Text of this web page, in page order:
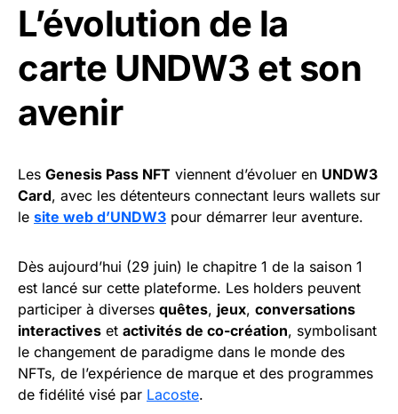
L’évolution de la
carte UNDW3 et son
avenir
Les Genesis Pass NFT viennent d’évoluer en UNDW3
Card, avec les détenteurs connectant leurs wallets sur
le site web d’UNDW3 pour démarrer leur aventure.
Dès aujourd’hui (29 juin) le chapitre 1 de la saison 1
est lancé sur cette plateforme. Les holders peuvent
participer à diverses quêtes, jeux, conversations
interactives et activités de co-création, symbolisant
le changement de paradigme dans le monde des
NFTs, de l’expérience de marque et des programmes
de fidélité visé par Lacoste.